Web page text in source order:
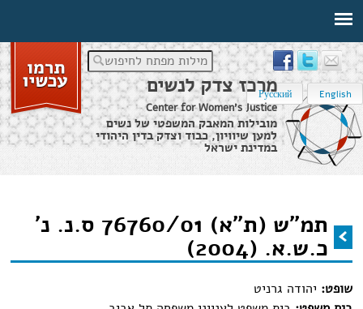
מילות מפתח לחיפוש
English
Русский
מרכז צדק לנשים
Center for Women's Justice
מובילות המאבק המשפטי של נשים
למען שיוויון, כבוד וצדק בדין היהודי
במדינת ישראל
הינך נמצא כאן תמ"ש (ת"א) 76760/01 ס.נ. נ'
כ.ש.א. (2004)
שופט: יהודה גרניט